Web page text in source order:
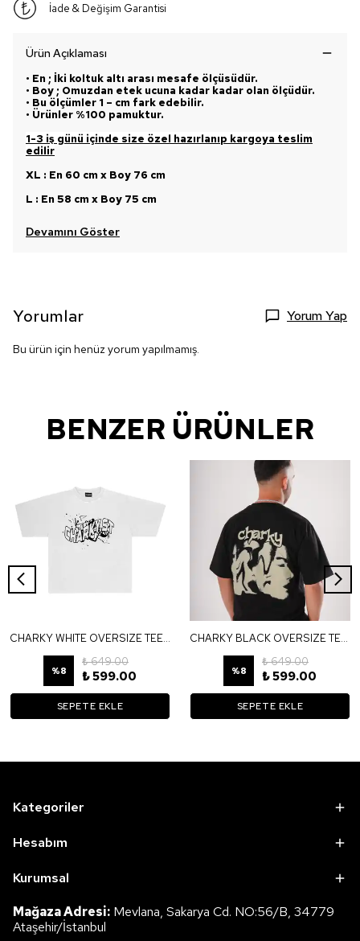
İade & Değişim Garantisi
Ürün Açıklaması
• En ; İki koltuk altı arası mesafe ölçüsüdür.
• Boy ; Omuzdan etek ucuna kadar kadar olan ölçüdür.
• Bu ölçümler 1 – cm fark edebilir.
• Ürünler %100 pamuktur.
1-3 iş günü içinde size özel hazırlanıp kargoya teslim
edilir
XL : En 60 cm x Boy 76 cm
L : En 58 cm x Boy 75 cm
Devamını Göster
Yorumlar Yorum Yap
Bu ürün için henüz yorum yapılmamış.
BENZER ÜRÜNLER
CHARKY WHITE OVERSIZE TEE TB9
%8
₺ 649.00
₺ 599.00
SEPETE EKLE
CHARKY BLACK OVERSIZE TEE TS6
%8
₺ 649.00
₺ 599.00
SEPETE EKLE
Kategoriler
Hesabım
Kurumsal
Mağaza Adresi: Mevlana, Sakarya Cd. NO:56/B, 34779
Ataşehir/İstanbul